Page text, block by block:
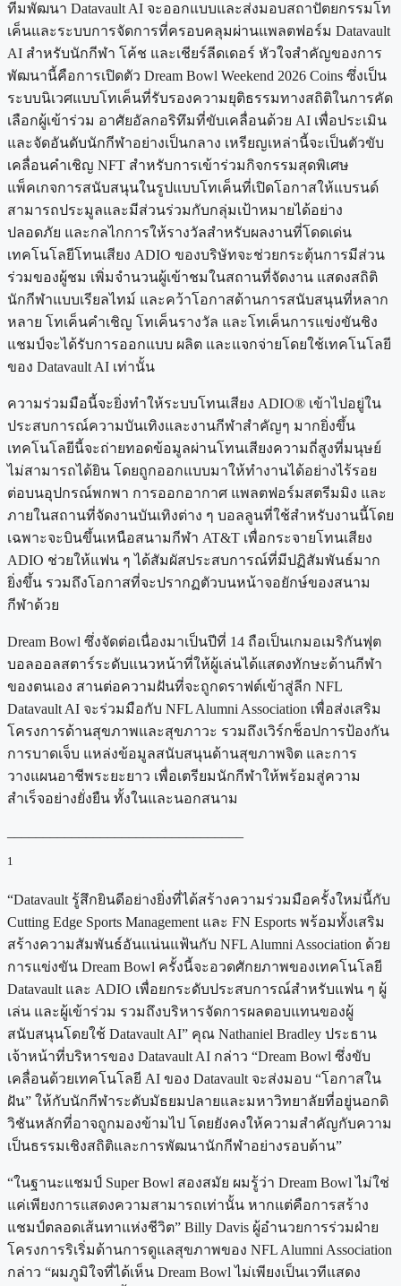
ทีมพัฒนา Datavault AI จะออกแบบและส่งมอบสถาปัตยกรรมโท
เค็นและระบบการจัดการที่ครอบคลุมผ่านแพลตฟอร์ม Datavault
AI สำหรับนักกีฬา โค้ช และเชียร์ลีดเดอร์ หัวใจสำคัญของการ
พัฒนานี้คือการเปิดตัว Dream Bowl Weekend 2026 Coins ซึ่งเป็น
ระบบนิเวศแบบโทเค็นที่รับรองความยุติธรรมทางสถิติในการคัด
เลือกผู้เข้าร่วม อาศัยอัลกอริทึมที่ขับเคลื่อนด้วย AI เพื่อประเมิน
และจัดอันดับนักกีฬาอย่างเป็นกลาง เหรียญเหล่านี้จะเป็นตัวขับ
เคลื่อนคำเชิญ NFT สำหรับการเข้าร่วมกิจกรรมสุดพิเศษ
แพ็คเกจการสนับสนุนในรูปแบบโทเค็นที่เปิดโอกาสให้แบรนด์
สามารถประมูลและมีส่วนร่วมกับกลุ่มเป้าหมายได้อย่าง
ปลอดภัย และกลไกการให้รางวัลสำหรับผลงานที่โดดเด่น
เทคโนโลยีโทนเสียง ADIO ของบริษัทจะช่วยกระตุ้นการมีส่วน
ร่วมของผู้ชม เพิ่มจำนวนผู้เข้าชมในสถานที่จัดงาน แสดงสถิติ
นักกีฬาแบบเรียลไทม์ และคว้าโอกาสด้านการสนับสนุนที่หลาก
หลาย โทเค็นคำเชิญ โทเค็นรางวัล และโทเค็นการแข่งขันชิง
แชมป์จะได้รับการออกแบบ ผลิต และแจกจ่ายโดยใช้เทคโนโลยี
ของ Datavault AI เท่านั้น
ความร่วมมือนี้จะยิ่งทำให้ระบบโทนเสียง ADIO® เข้าไปอยู่ใน
ประสบการณ์ความบันเทิงและงานกีฬาสำคัญๆ มากยิ่งขึ้น
เทคโนโลยีนี้จะถ่ายทอดข้อมูลผ่านโทนเสียงความถี่สูงที่มนุษย์
ไม่สามารถได้ยิน โดยถูกออกแบบมาให้ทำงานได้อย่างไร้รอย
ต่อบนอุปกรณ์พกพา การออกอากาศ แพลตฟอร์มสตรีมมิง และ
ภายในสถานที่จัดงานบันเทิงต่าง ๆ บอลลูนที่ใช้สำหรับงานนี้โดย
เฉพาะจะบินขึ้นเหนือสนามกีฬา AT&T เพื่อกระจายโทนเสียง
ADIO ช่วยให้แฟน ๆ ได้สัมผัสประสบการณ์ที่มีปฏิสัมพันธ์มาก
ยิ่งขึ้น รวมถึงโอกาสที่จะปรากฏตัวบนหน้าจอยักษ์ของสนาม
กีฬาด้วย
Dream Bowl ซึ่งจัดต่อเนื่องมาเป็นปีที่ 14 ถือเป็นเกมอเมริกันฟุต
บอลออลสตาร์ระดับแนวหน้าที่ให้ผู้เล่นได้แสดงทักษะด้านกีฬา
ของตนเอง สานต่อความฝันที่จะถูกดราฟต์เข้าสู่ลีก NFL
Datavault AI จะร่วมมือกับ NFL Alumni Association เพื่อส่งเสริม
โครงการด้านสุขภาพและสุขภาวะ รวมถึงเวิร์กช็อปการป้องกัน
การบาดเจ็บ แหล่งข้อมูลสนับสนุนด้านสุขภาพจิต และการ
วางแผนอาชีพระยะยาว เพื่อเตรียมนักกีฬาให้พร้อมสู่ความ
สำเร็จอย่างยั่งยืน ทั้งในและนอกสนาม
1
“Datavault รู้สึกยินดีอย่างยิ่งที่ได้สร้างความร่วมมือครั้งใหม่นี้กับ
Cutting Edge Sports Management และ FN Esports พร้อมทั้งเสริม
สร้างความสัมพันธ์อันแน่นแฟ้นกับ NFL Alumni Association ด้วย
การแข่งขัน Dream Bowl ครั้งนี้จะอวดศักยภาพของเทคโนโลยี
Datavault และ ADIO เพื่อยกระดับประสบการณ์สำหรับแฟน ๆ ผู้
เล่น และผู้เข้าร่วม รวมถึงบริหารจัดการผลตอบแทนของผู้
สนับสนุนโดยใช้ Datavault AI” คุณ Nathaniel Bradley ประธาน
เจ้าหน้าที่บริหารของ Datavault AI กล่าว “Dream Bowl ซึ่งขับ
เคลื่อนด้วยเทคโนโลยี AI ของ Datavault จะส่งมอบ “โอกาสใน
ฝัน” ให้กับนักกีฬาระดับมัธยมปลายและมหาวิทยาลัยที่อยู่นอกดิ
วิชันหลักที่อาจถูกมองข้ามไป โดยยังคงให้ความสำคัญกับความ
เป็นธรรมเชิงสถิติและการพัฒนานักกีฬาอย่างรอบด้าน”
“ในฐานะแชมป์ Super Bowl สองสมัย ผมรู้ว่า Dream Bowl ไม่ใช่
แค่เพียงการแสดงความสามารถเท่านั้น หากแต่คือการสร้าง
แชมป์ตลอดเส้นทาแห่งชีวิต” Billy Davis ผู้อำนวยการร่วมฝ่าย
โครงการริเริ่มด้านการดูแลสุขภาพของ NFL Alumni Association
กล่าว “ผมภูมิใจที่ได้เห็น Dream Bowl ไม่เพียงเป็นเวทีแสดง